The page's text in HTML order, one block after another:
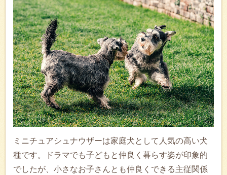
ミニチュアシュナウザーは家庭犬として人気の高い犬
種です。ドラマでも子どもと仲良く暮らす姿が印象的
でしたが、小さなお子さんとも仲良くできる主従関係